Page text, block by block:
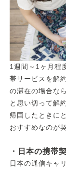
1週間～1ヶ月程
帯サービスを解
の滞在の場合な
と思い切って解
帰国したときに
おすすめなのが
・日本の携帯
日本の通信キャ